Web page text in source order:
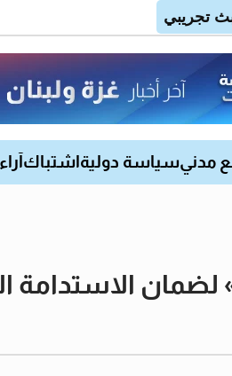
مدنيسياسة دولية اشتباك
الاستدامة